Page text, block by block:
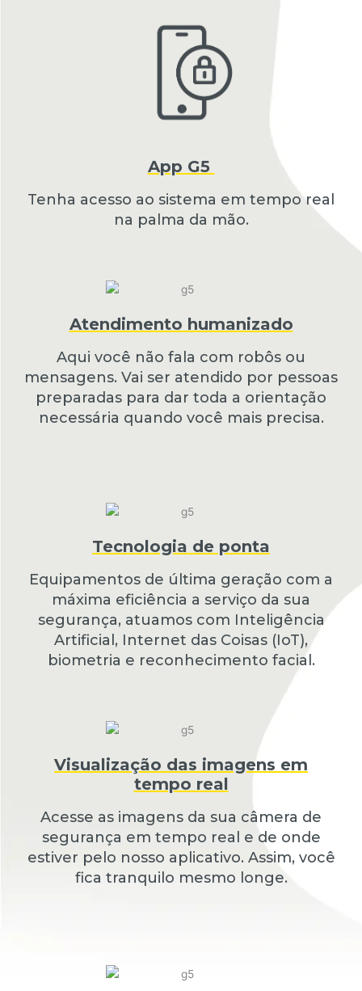
App G5
Tenha acesso ao sistema em tempo real
na palma da mão.
Atendimento humanizado
Aqui você não fala com robôs ou
mensagens. Vai ser atendido por pessoas
preparadas para dar toda a orientação
necessária quando você mais precisa.
Tecnologia de ponta
Equipamentos de última geração com a
máxima eficiência a serviço da sua
segurança, atuamos com Inteligência
Artificial, Internet das Coisas (IoT),
biometria e reconhecimento facial.
Visualização das imagens em
tempo real
Acesse as imagens da sua câmera de
segurança em tempo real e de onde
estiver pelo nosso aplicativo. Assim, você
fica tranquilo mesmo longe.